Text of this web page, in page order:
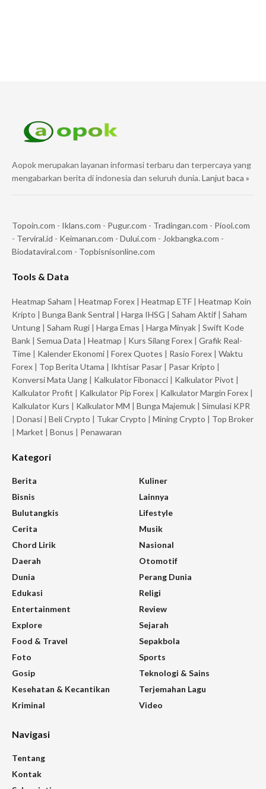
Aopok merupakan layanan informasi terbaru dan terpercaya yang
mengabarkan berita di indonesia dan seluruh dunia. Lanjut baca »
Topoin.com - Iklans.com - Pugur.com - Tradingan.com - Piool.com
- Terviral.id - Keimanan.com - Dului.com - Jokbangka.com -
Biodataviral.com - Topbisnisonline.com
Tools & Data
Heatmap Saham | Heatmap Forex | Heatmap ETF | Heatmap Koin
Kripto | Bunga Bank Sentral | Harga IHSG | Saham Aktif | Saham
Untung | Saham Rugi | Harga Emas | Harga Minyak | Swift Kode
Bank | Semua Data | Heatmap | Kurs Silang Forex | Grafik Real-
Time | Kalender Ekonomi | Forex Quotes | Rasio Forex | Waktu
Forex | Top Berita Utama | Ikhtisar Pasar | Pasar Kripto |
Konversi Mata Uang | Kalkulator Fibonacci | Kalkulator Pivot |
Kalkulator Profit | Kalkulator Pip Forex | Kalkulator Margin Forex |
Kalkulator Kurs | Kalkulator MM | Bunga Majemuk | Simulasi KPR
| Donasi | Beli Crypto | Tukar Crypto | Mining Crypto | Top Broker
| Market | Bonus | Penawaran
Kategori
Berita
Bisnis
Bulutangkis
Cerita
Chord Lirik
Daerah
Dunia
Edukasi
Entertainment
Explore
Food & Travel
Foto
Gosip
Kesehatan & Kecantikan
Kriminal
Kuliner
Lainnya
Lifestyle
Musik
Nasional
Otomotif
Perang Dunia
Religi
Review
Sejarah
Sepakbola
Sports
Teknologi & Sains
Terjemahan Lagu
Video
Navigasi
Tentang
Kontak